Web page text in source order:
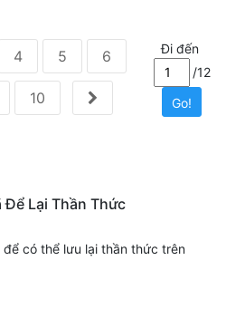
4 5 6
10
Đi đến
/12
Go!
Lại Thần Thức
có thể lưu lại thần thức trên